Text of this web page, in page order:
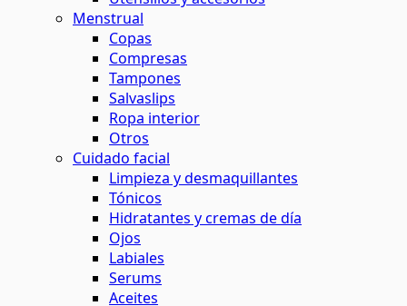
Menstrual
Copas
Compresas
Tampones
Salvaslips
Ropa interior
Otros
Cuidado facial
Limpieza y desmaquillantes
Tónicos
Hidratantes y cremas de día
Ojos
Labiales
Serums
Aceites